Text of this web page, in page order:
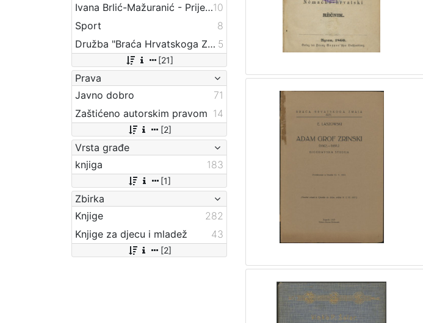
Ivana Brlić-Mažuranić - Prijevodi10
Sport
8
Družba "Braća Hrvatskoga Zmaja" 5
[21]
Prava
Javno dobro
71
Zaštićeno autorskim pravom 14
[2]
Vrsta građe
knjiga
183
[1]
Zbirka
Knjige
282
Knjige za djecu i mladež
43
[2]